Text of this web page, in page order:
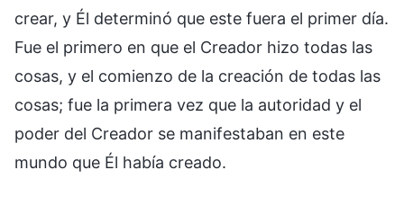
crear, y Él determinó que este fuera el primer día.
Fue el primero en que el Creador hizo todas las
cosas, y el comienzo de la creación de todas las
cosas; fue la primera vez que la autoridad y el
poder del Creador se manifestaban en este
mundo que Él había creado.